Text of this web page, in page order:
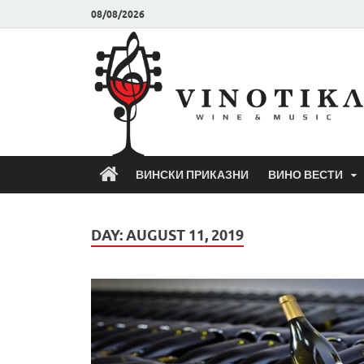
08/08/2026
ВИНСКИ ПРИКАЗНИ ВИНО ВЕСТИ
DAY:AUGUST 11, 2019